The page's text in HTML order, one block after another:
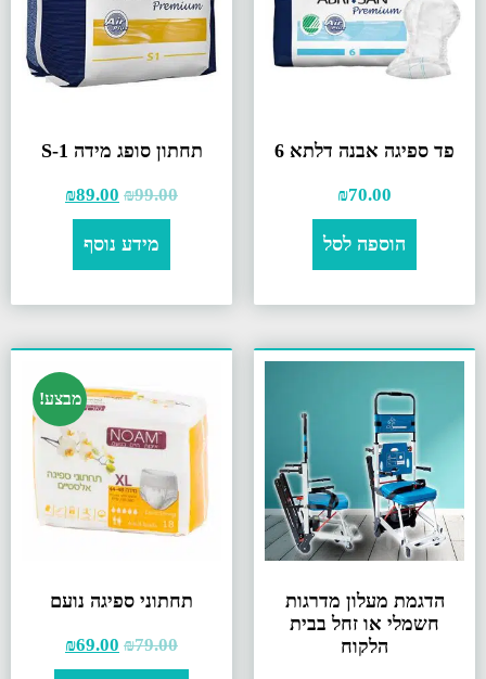
פד ספיגה אבנה דלתא 6
₪70.00
הוספה לסל
תחתון סופג מידה S-1
₪99.00
₪89.00
מידע נוסף
הדגמת מעלון מדרגות
חשמלי או זחל בבית
הלקוח
מבצע!
תחתוני ספיגה נועם
₪79.00
₪69.00